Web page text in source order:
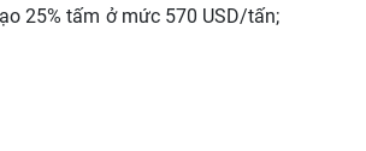
25% tấm ở mức 570 USD/tấn;